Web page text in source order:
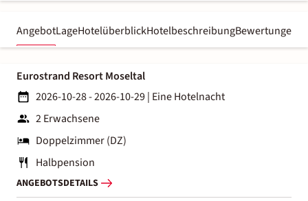
AngebotLageHotelüberblickHotelbeschreibungBewertungen
Eurostrand Resort Moseltal
2026-10-28 - 2026-10-29| Eine Hotelnacht
2 Erwachsene
Doppelzimmer (DZ)
Halbpension
ANGEBOTSDETAILS